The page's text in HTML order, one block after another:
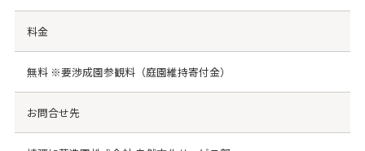
料金
無料 ※要渉成園参観料（庭園維持寄付金）
お問合せ先